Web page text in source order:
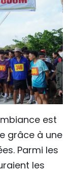
est
grâce à une
Parmi les
les